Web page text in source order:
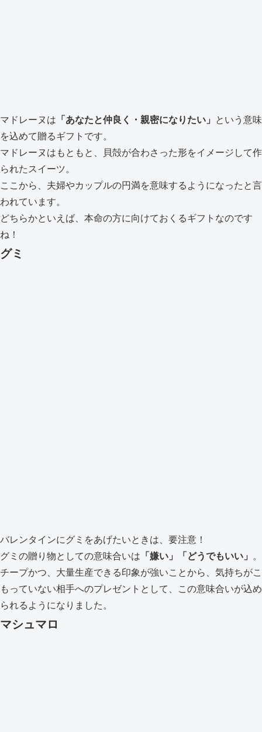
マドレーヌは 「あなたと仲良く・親密になりたい」
という意味
を込めて贈るギフト です。
マドレーヌはもともと、貝殻が合わさった形をイメージして作
られたスイーツ。
ここから、夫婦やカップルの円満を意味するようになったと言
われています。
どちらかといえば、本命の方に向けておくるギフトなのです
ね！
グミ
バレンタインにグミをあげたいときは、要注意！
グミの贈り物としての意味合いは 「嫌い」「どうでもいい」
。
チープかつ、大量生産できる印象が強いことから、気持ちがこ
もっていない相手へのプレゼントとして、この意味合いが込め
られるようになりました。
マシュマロ